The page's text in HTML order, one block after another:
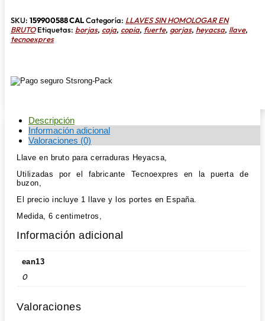
HEYACSA
CORTA
cantidad
SKU: 159900588 CALCategoría: LLAVES SIN HOMOLOGAR EN
BRUTO Etiquetas: borjas, caja, copia, fuerte, gorjas, heyacsa, llave,
tecnoexpres
Descripción
Información adicional
Valoraciones (0)
Llave en bruto para cerraduras Heyacsa,
Utilizadas por el fabricante Tecnoexpres en la puerta de
buzon,
El precio incluye 1 llave y los portes en España.
Medida, 6 centimetros,
Información adicional
ean13
0
Valoraciones